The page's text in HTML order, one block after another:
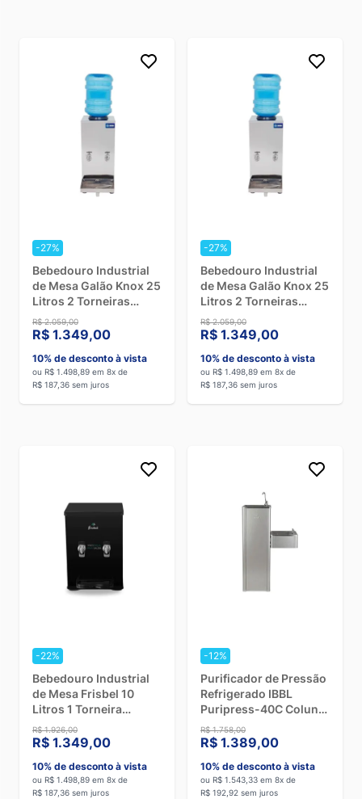
-27%
Bebedouro Industrial
de Mesa Galão Knox 25
Litros 2 Torneiras
Geladas Inox - 220V
R$ 2.059,00
R$ 1.349,00
10% de desconto à vista
ou R$ 1.498,89 em 8x de
R$ 187,36 sem juros
-27%
Bebedouro Industrial
de Mesa Galão Knox 25
Litros 2 Torneiras
Geladas Inox - 110V
R$ 2.059,00
R$ 1.349,00
10% de desconto à vista
ou R$ 1.498,89 em 8x de
R$ 187,36 sem juros
-22%
Bebedouro Industrial
de Mesa Frisbel 10
Litros 1 Torneira
Gelada e 1 Natural
Black - 110V
R$ 1.926,00
R$ 1.349,00
10% de desconto à vista
ou R$ 1.498,89 em 8x de
R$ 187,36 sem juros
-12%
Purificador de Pressão
Refrigerado IBBL
Puripress-40C Coluna
Inox - 220V
R$ 1.758,00
R$ 1.389,00
10% de desconto à vista
ou R$ 1.543,33 em 8x de
R$ 192,92 sem juros